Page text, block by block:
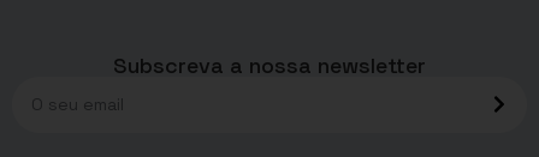
Subscreva a nossa newsletter